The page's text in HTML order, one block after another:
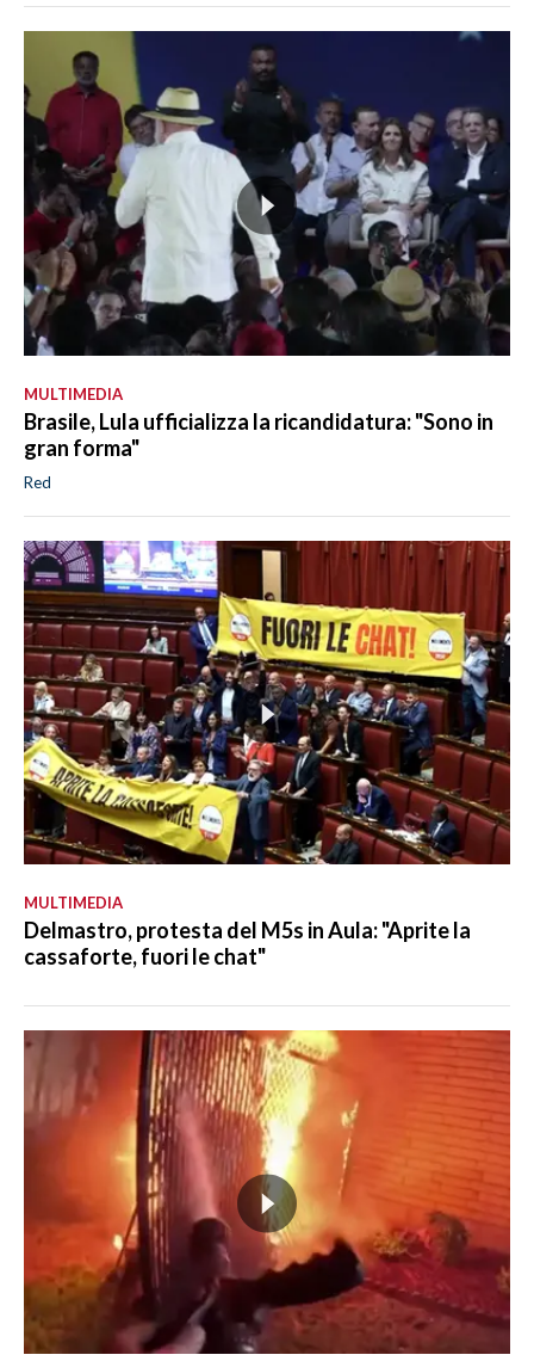
MULTIMEDIA
Brasile, Lula ufficializza la ricandidatura: "Sono in
gran forma"
Red
MULTIMEDIA
Delmastro, protesta del M5s in Aula: "Aprite la
cassaforte, fuori le chat"